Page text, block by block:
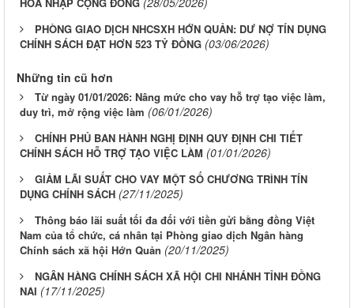
PHÒNG GIAO DỊCH NHCSXH HỚN QUẢN: DƯ NỢ TÍN DỤNG
CHÍNH SÁCH ĐẠT HƠN 523 TỶ ĐỒNG (03/06/2026)
Những tin cũ hơn
Từ ngày 01/01/2026: Nâng mức cho vay hỗ trợ tạo việc làm,
duy trì, mở rộng việc làm (06/01/2026)
CHÍNH PHỦ BAN HÀNH NGHỊ ĐỊNH QUY ĐỊNH CHI TIẾT
CHÍNH SÁCH HỖ TRỢ TẠO VIỆC LÀM (01/01/2026)
GIẢM LÃI SUẤT CHO VAY MỘT SỐ CHƯƠNG TRÌNH TÍN
DỤNG CHÍNH SÁCH (27/11/2025)
Thông báo lãi suất tối đa đối với tiền gửi bằng đồng Việt
Nam của tổ chức, cá nhân tại Phòng giao dịch Ngân hàng
Chính sách xã hội Hớn Quản (20/11/2025)
NGÂN HÀNG CHÍNH SÁCH XÃ HỘI CHI NHÁNH TỈNH ĐỒNG
NAI (17/11/2025)